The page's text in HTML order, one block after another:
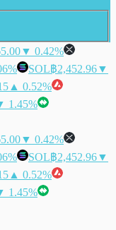
▼ 0.42%
SOL฿2,452.96▼
▲ 0.52%
1.45%
▼ 0.42%
SOL฿2,452.96▼
▲ 0.52%
1.45%